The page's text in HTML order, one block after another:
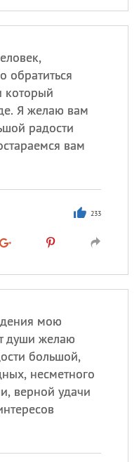
обратиться
который
Я желаю вам
радости
вам
233
мою
души желаю
большой,
несметного
верной удачи